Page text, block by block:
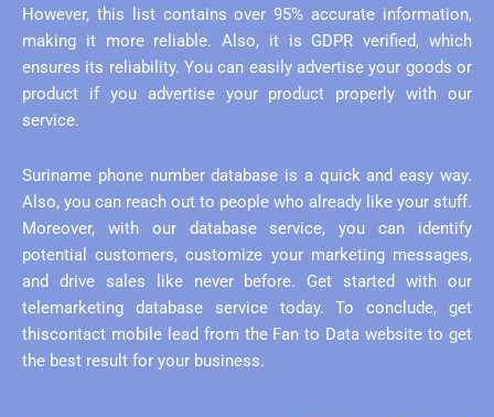
However, this list contains over 95% accurate information,
making it more reliable. Also, it is GDPR verified, which
ensures its reliability. You can easily advertise your goods or
product if you advertise your product properly with our
service.
Suriname phone number database is a quick and easy way.
Also, you can reach out to people who already like your stuff.
Moreover, with our database service, you can identify
potential customers, customize your marketing messages,
and drive sales like never before. Get started with our
telemarketing database service today. To conclude, get
thiscontact mobile lead from the Fan to Data website to get
the best result for your business.